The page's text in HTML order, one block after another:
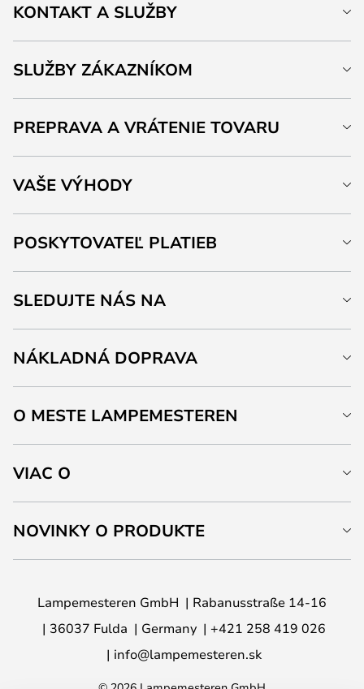
KONTAKT A SLUŽBY
SLUŽBY ZÁKAZNÍKOM
PREPRAVA A VRÁTENIE TOVARU
VAŠE VÝHODY
POSKYTOVATEĽ PLATIEB
SLEDUJTE NÁS NA
NÁKLADNÁ DOPRAVA
O MESTE LAMPEMESTEREN
VIAC O
NOVINKY O PRODUKTE
Lampemesteren GmbH
Rabanusstraße 14-16
36037 Fulda
Germany
+421 258 419 026
info@lampemesteren.sk